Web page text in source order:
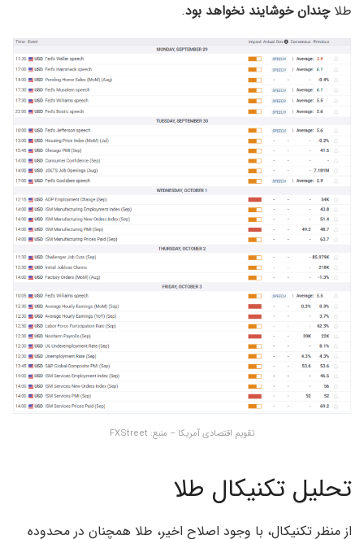
طلا چندان خوشایند نخواهد بود.
تقویم اقتصادی آمریکا – منبع: FXStreet
تحلیل تکنیکال طلا
از منظر تکنیکال، با وجود اصلاح اخیر، طلا همچنان در محدوده